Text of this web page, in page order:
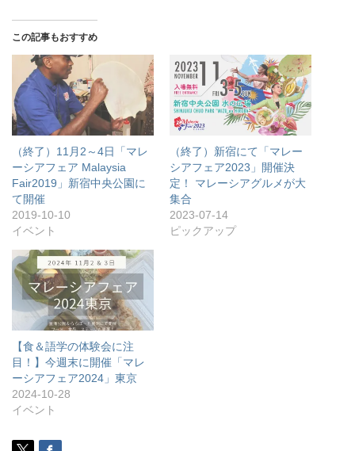
この記事もおすすめ
（終了）11月2～4日「マレ
ーシアフェア Malaysia
Fair2019」新宿中央公園に
て開催
2019-10-10
イベント
（終了）新宿にて「マレー
シアフェア2023」開催決
定！ マレーシアグルメが大
集合
2023-07-14
ピックアップ
【食＆語学の体験会に注
目！】今週末に開催「マレ
ーシアフェア2024」東京
2024-10-28
イベント